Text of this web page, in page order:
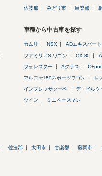
佐波郡 みどり市 邑楽郡
車種から中古車を探す
カムリ NSX ADエキスパート
ファミリアS-ワゴン CX-80
フォレスター Aクラス C+pod
アルファ159スポーツワゴン レ
インプレッサクーペ デ・ビルク
ツイン ミニペースマン
佐波郡 太田市 甘楽郡 藤岡市